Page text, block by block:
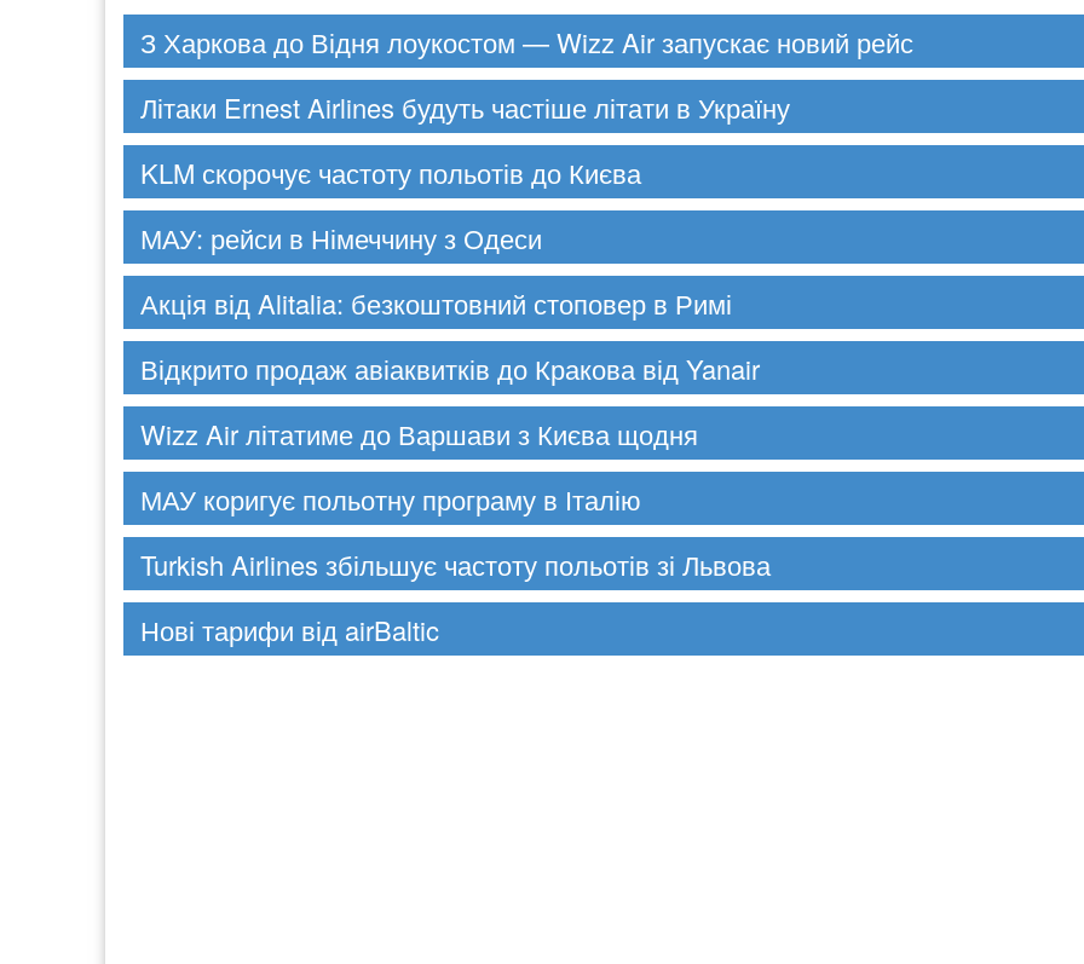
З Харкова до Відня лоукостом — Wizz Air запускає новий рейс
Літаки Ernest Airlines будуть частіше літати в Україну
KLM скорочує частоту польотів до Києва
МАУ: рейси в Німеччину з Одеси
Акція від Alitalia: безкоштовний стоповер в Римі
Відкрито продаж авіаквитків до Кракова від Yanair
Wizz Air літатиме до Варшави з Києва щодня
МАУ коригує польотну програму в Італію
Turkish Airlines збільшує частоту польотів зі Львова
Нові тарифи від airBaltic